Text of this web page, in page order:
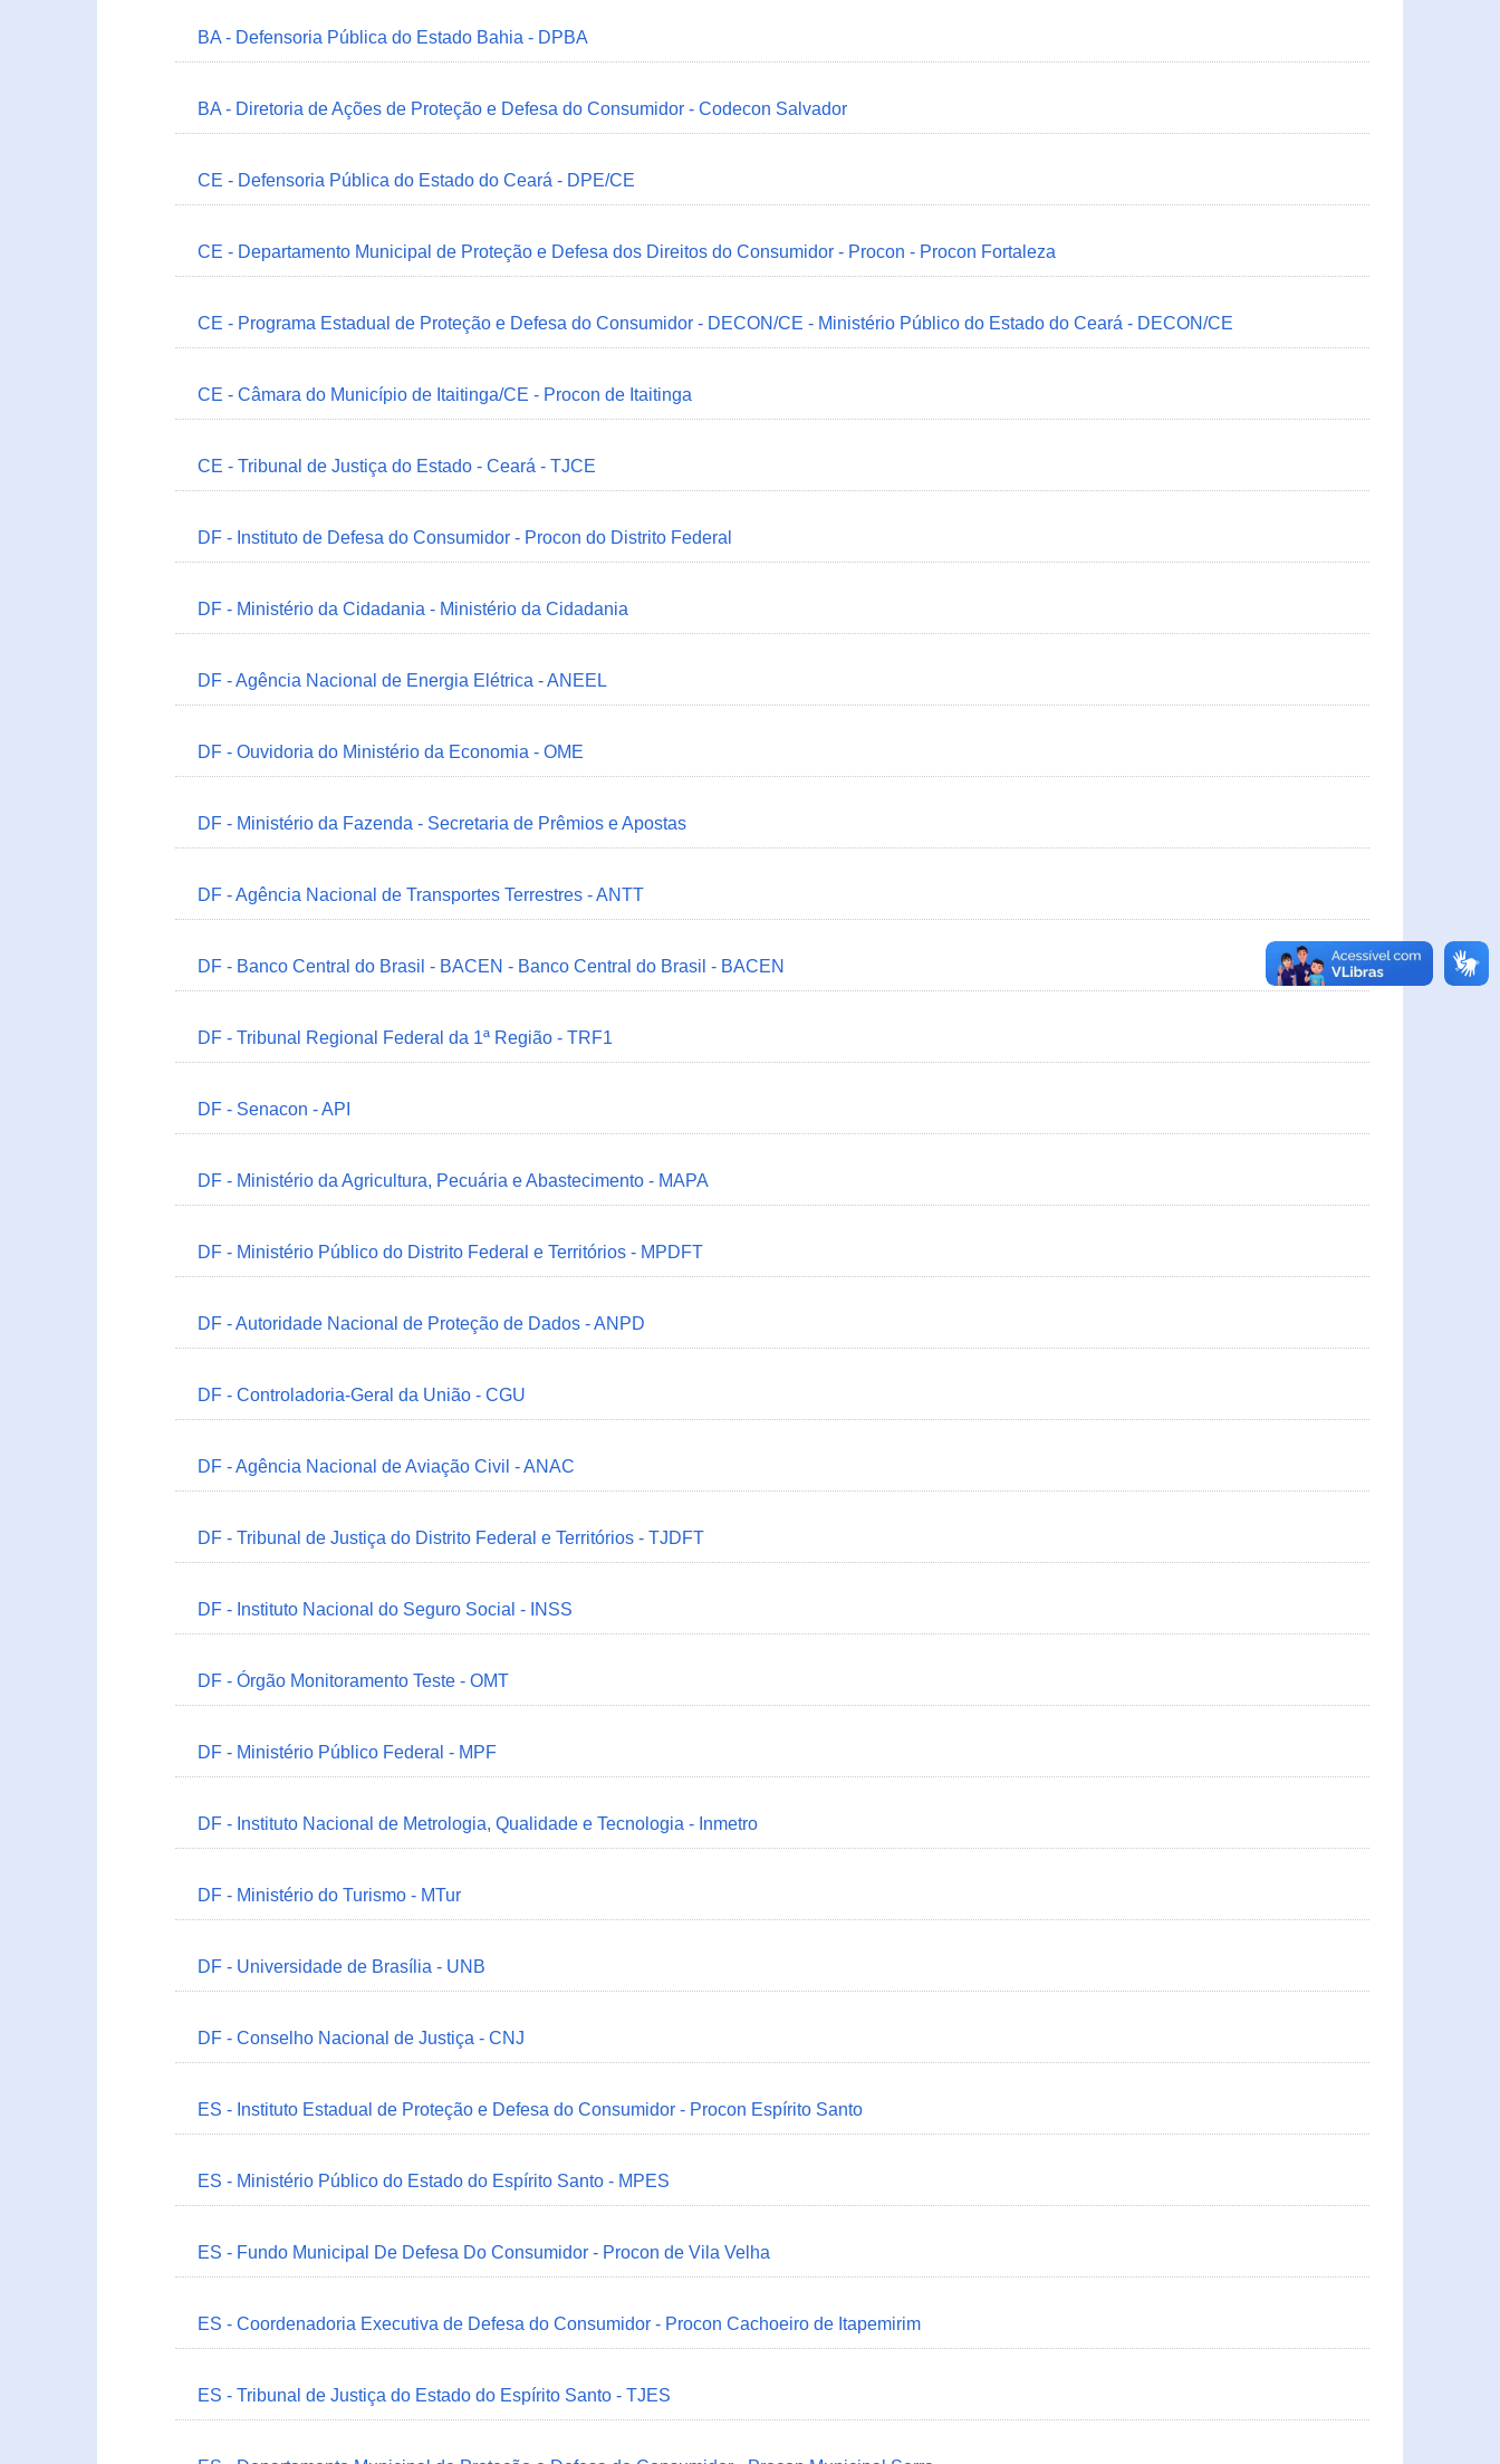
BA - Defensoria Pública do Estado Bahia - DPBA
BA - Diretoria de Ações de Proteção e Defesa do Consumidor - Codecon Salvador
CE - Defensoria Pública do Estado do Ceará - DPE/CE
CE - Departamento Municipal de Proteção e Defesa dos Direitos do Consumidor - Procon - Procon Fortaleza
CE - Programa Estadual de Proteção e Defesa do Consumidor - DECON/CE - Ministério Público do Estado do Ceará - DECON/CE
CE - Câmara do Município de Itaitinga/CE - Procon de Itaitinga
CE - Tribunal de Justiça do Estado - Ceará - TJCE
DF - Instituto de Defesa do Consumidor - Procon do Distrito Federal
DF - Ministério da Cidadania - Ministério da Cidadania
DF - Agência Nacional de Energia Elétrica - ANEEL
DF - Ouvidoria do Ministério da Economia - OME
DF - Ministério da Fazenda - Secretaria de Prêmios e Apostas
DF - Agência Nacional de Transportes Terrestres - ANTT
DF - Banco Central do Brasil - BACEN - Banco Central do Brasil - BACEN
DF - Tribunal Regional Federal da 1ª Região - TRF1
DF - Senacon - API
DF - Ministério da Agricultura, Pecuária e Abastecimento - MAPA
DF - Ministério Público do Distrito Federal e Territórios - MPDFT
DF - Autoridade Nacional de Proteção de Dados - ANPD
DF - Controladoria-Geral da União - CGU
DF - Agência Nacional de Aviação Civil - ANAC
DF - Tribunal de Justiça do Distrito Federal e Territórios - TJDFT
DF - Instituto Nacional do Seguro Social - INSS
DF - Órgão Monitoramento Teste - OMT
DF - Ministério Público Federal - MPF
DF - Instituto Nacional de Metrologia, Qualidade e Tecnologia - Inmetro
DF - Ministério do Turismo - MTur
DF - Universidade de Brasília - UNB
DF - Conselho Nacional de Justiça - CNJ
ES - Instituto Estadual de Proteção e Defesa do Consumidor - Procon Espírito Santo
ES - Ministério Público do Estado do Espírito Santo - MPES
ES - Fundo Municipal De Defesa Do Consumidor - Procon de Vila Velha
ES - Coordenadoria Executiva de Defesa do Consumidor - Procon Cachoeiro de Itapemirim
ES - Tribunal de Justiça do Estado do Espírito Santo - TJES